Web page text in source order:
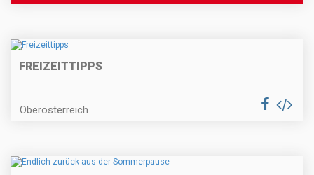
FREIZEITTIPPS
Oberösterreich